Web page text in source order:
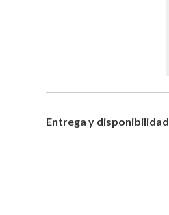
Entrega y disponibilidad